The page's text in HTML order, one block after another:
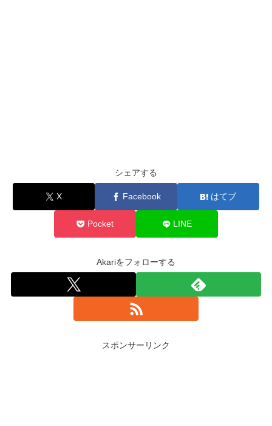
シェアする
X Facebook はてブ
Pocket LINE
Akariをフォローする
スポンサーリンク